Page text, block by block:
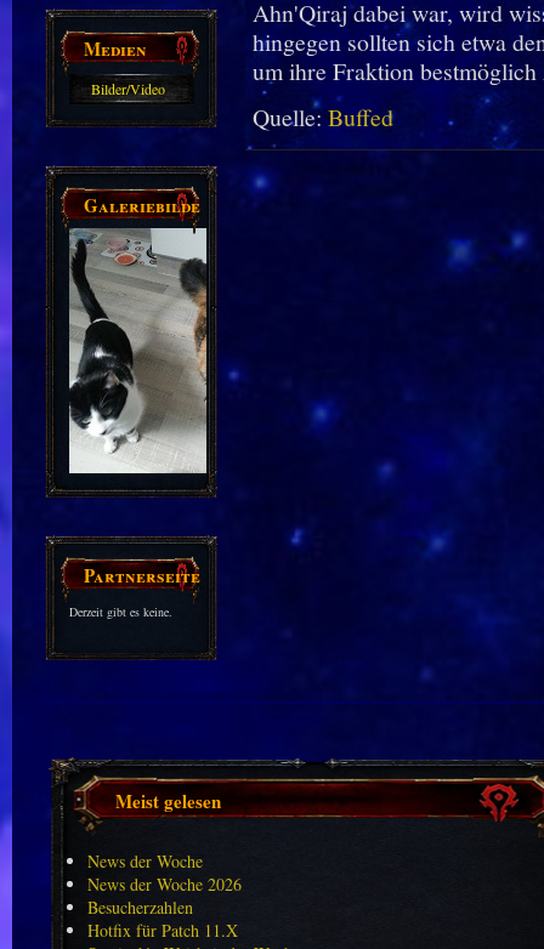
Medien
Bilder/Video
Galeriebilder
Partnerseiten
Derzeit gibt es keine.
Ahn'Qiraj dabei war, wird
hingegen sollten sich etwa
um ihre Fraktion bestmöglich
Quelle:Buffed
Meist gelesen
News der Woche
News der Woche 2026
Besucherzahlen
Hotfix für Patch 11.X